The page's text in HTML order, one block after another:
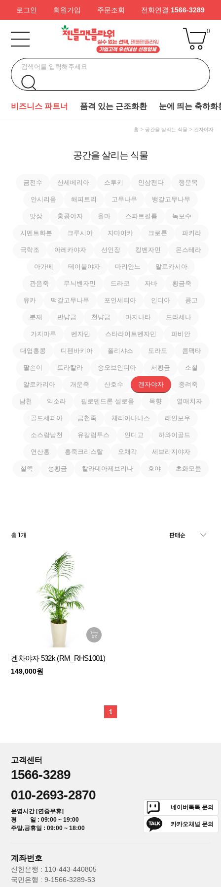
로그인 회원가입 주문조회 전화연결:1566-3289
0
비즈니스 파트너 품격 있는 근조화환 눈에 띄는 축하화
홈 공간을 살리는 식물 겐자야자
공간을 살리는 식물
금전수 산세베리아 스투키 인삼팬다 행운목
안시리움 해피트리 고무나무 뱅갈고무나무
맛상 홍콩야자 율마 스파트필름 녹보수
시멘트화분 크루시아 자마이카 크로톤 파키라
극락조 아레카야자 선인장 킹벤자민 몬스테라
아가베 테이블야자 마리안느 알로카시아
관음죽 무늬벤자민 드라코 자바 황금죽
유카 떡갈고무나무 포인세티아 인디아 콩고
분재 만냥금 천냥금 마지나타 드라세나
가지마루 벤자민 스타라이트벤자민 파비안
대엽홍콩 디펜바키아 폴리샤스 도라도 콤팩타
팔손이 트라칼라 송오브인디아 서황금 소철
알로카리아 개운죽 산호수 겐자야자 종려죽
남천 익소라 필로덴드론 셀로움 목향 열매치자
골드세피아 금천죽 체리아나나스 레인보우
소스랑남천 유칼립투스 인디고 하와이골드
연산홍 홍죽크리스탈 오채각 세브리지야자
철쭉 성황금 칼라데아제브리나 호야 초화모둠
총1개
겐차야자 532k (RM_RHS1001)
149,000원
1
고객센터
1566-3289
010-2693-2870
운영시간 [연중무휴]
평 일 : 09:00 ~ 19:00
주말,공휴일 : 09:00 ~ 18:00
네이버톡톡 문의
카카오채널 문의
계좌번호
신한은행 : 110-443-440805
국민은행 : 9-1566-3289-53